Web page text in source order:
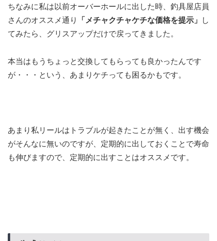
ちなみに私は以前オーバーホールに出した時、釣具屋店員
さんのオススメ通り
「メチャクチャケチな価格を提示」
し
てみたら、グリスアップだけで戻ってきました。
本当はもうちょっと交換してもらっても良かったんです
が・・・という、あまりケチっても困るかもです。
あまり私リールはトラブルが起きたことが無く、出す機会
がそんなに無いのですが、定期的に出しておくことで寿命
も伸びますので、定期的に出すことはオススメです。